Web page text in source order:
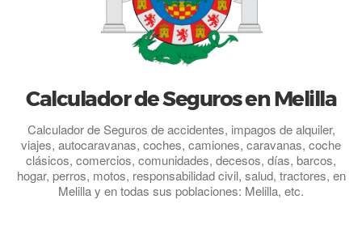
Calculador de Seguros en Melilla
Calculador de Seguros de accidentes, impagos de alquiler,
viajes, autocaravanas, coches, camiones, caravanas, coche
clásicos, comercios, comunidades, decesos, días, barcos,
hogar, perros, motos, responsabilidad civil, salud, tractores, en
Melilla y en todas sus poblaciones: Melilla, etc.